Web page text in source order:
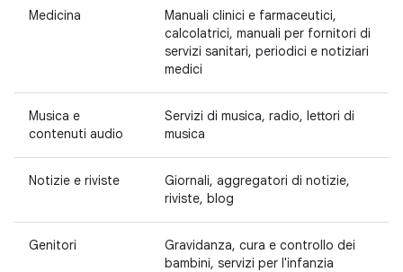
Medicina
Manuali clinici e farmaceutici,
calcolatrici, manuali per fornitori di
servizi sanitari, periodici e notiziari
medici
Musica e
contenuti audio
Servizi di musica, radio, lettori di
musica
Notizie e riviste
Giornali, aggregatori di notizie,
riviste, blog
Genitori
Gravidanza, cura e controllo dei
bambini, servizi per l'infanzia